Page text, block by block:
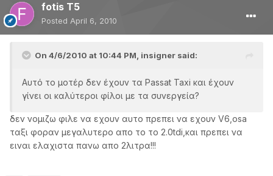
fotis T5
Posted April 6, 2010
On 4/6/2010 at 10:44 PM, insigner said:
Αυτό το μοτέρ δεν έχουν τα Passat Taxi και έχουν
γίνει οι καλύτεροι φίλοι με τα συνεργεία?
δεν νομιζω φιλε να εχουν αυτο πρεπει να εχουν V6,osa
ταξι φοραν μεγαλυτερο απο το το 2.0tdi,και πρεπει να
ειναι ελαχιστα πανω απο 2λιτρα!!!